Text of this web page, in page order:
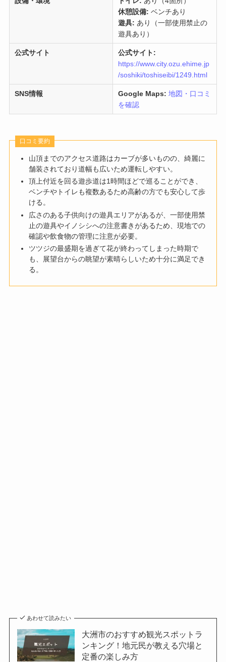
休憩設備: ベンチあり
遊具: あり（一部使用禁止の
遊具あり）
公式サイト
公式サイト:
https://www.city.ozu.ehime.jp
/soshiki/toshiseibi/1249.html
SNS情報 Google Maps: 地図・口コミ
を確認
口コミ要約
山頂までのアクセス道路はカーブが多いものの、綺麗に
舗装されており道幅も広いため運転しやすい。
頂上付近を回る遊歩道は1時間ほどで巡ることができ、
ベンチやトイレも複数あるため高齢の方でも安心して歩
ける。
広さのある子供向けの遊具エリアがあるが、一部使用禁
止の遊具やイノシシへの注意書きがあるため、現地での
確認や飲食物の管理に注意が必要。
ツツジの最盛期を過ぎて花が終わってしまった時期で
も、展望台からの眺望が素晴らしいため十分に満足でき
る。
あわせて読みたい
大洲市のおすすめ観光スポットラ
ンキング！地元民が教える穴場と
定番の楽しみ方